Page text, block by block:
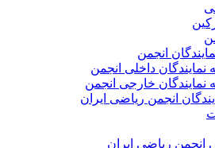
انجمن
نمایندگان داخلی انجمن
نمایندگان خارجی انجمن
انجمن ریاضی ایران
انجمن ریاضی ایران